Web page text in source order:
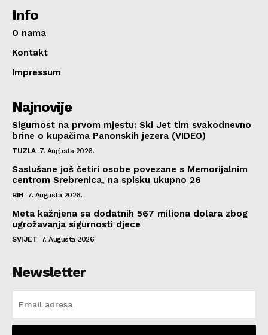
Info
O nama
Kontakt
Impressum
Najnovije
Sigurnost na prvom mjestu: Ski Jet tim svakodnevno
brine o kupačima Panonskih jezera (VIDEO)
TUZLA 7. Augusta 2026.
Saslušane još četiri osobe povezane s Memorijalnim
centrom Srebrenica, na spisku ukupno 26
BIH 7. Augusta 2026.
Meta kažnjena sa dodatnih 567 miliona dolara zbog
ugrožavanja sigurnosti djece
SVIJET 7. Augusta 2026.
Newsletter